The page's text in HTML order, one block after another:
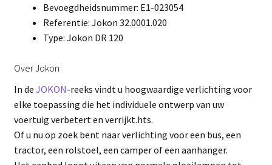
Bevoegdheidsnummer: E1-023054
Referentie: Jokon 32.0001.020
Type: Jokon DR 120
Over Jokon
In de JOKON-reeks vindt u hoogwaardige verlichting voor
elke toepassing die het individuele ontwerp van uw
voertuig verbetert en verrijkt.hts.
Of u nu op zoek bent naar verlichting voor een bus, een
tractor, een rolstoel, een camper of een aanhanger.